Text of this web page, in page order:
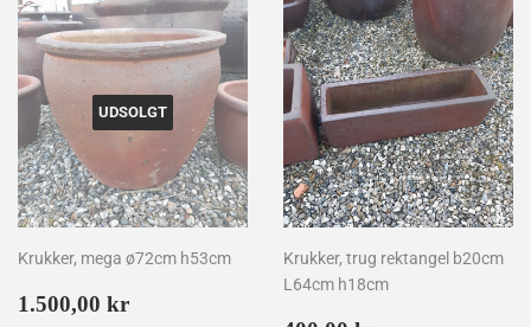
UDSOLGT
Krukker, mega ø72cm h53cm
Normalpris
1.500,00 kr
Krukker, trug rektangel b20cm
L64cm h18cm